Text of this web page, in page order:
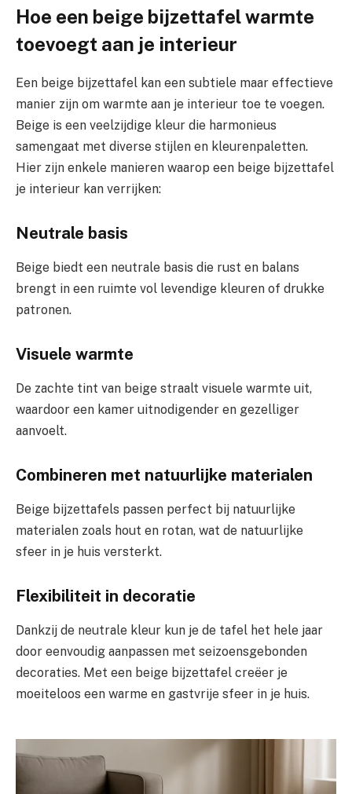
Hoe een beige bijzettafel warmte
toevoegt aan je interieur
Een beige bijzettafel kan een subtiele maar effectieve
manier zijn om warmte aan je interieur toe te voegen.
Beige is een veelzijdige kleur die harmonieus
samengaat met diverse stijlen en kleurenpaletten.
Hier zijn enkele manieren waarop een beige bijzettafel
je interieur kan verrijken:
Neutrale basis
Beige biedt een neutrale basis die rust en balans
brengt in een ruimte vol levendige kleuren of drukke
patronen.
Visuele warmte
De zachte tint van beige straalt visuele warmte uit,
waardoor een kamer uitnodigender en gezelliger
aanvoelt.
Combineren met natuurlijke materialen
Beige bijzettafels passen perfect bij natuurlijke
materialen zoals hout en rotan, wat de natuurlijke
sfeer in je huis versterkt.
Flexibiliteit in decoratie
Dankzij de neutrale kleur kun je de tafel het hele jaar
door eenvoudig aanpassen met seizoensgebonden
decoraties. Met een beige bijzettafel creëer je
moeiteloos een warme en gastvrije sfeer in je huis.